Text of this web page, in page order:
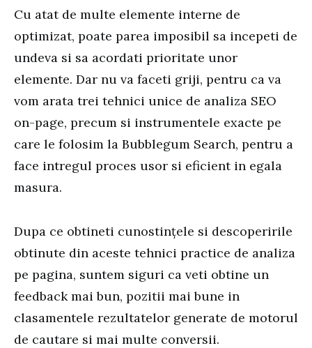
Cu atat de multe elemente interne de
optimizat, poate parea imposibil sa incepeti de
undeva si sa acordati prioritate unor
elemente. Dar nu va faceti griji, pentru ca va
vom arata trei tehnici unice de analiza SEO
on-page, precum si instrumentele exacte pe
care le folosim la Bubblegum Search, pentru a
face intregul proces usor si eficient in egala
masura.
Dupa ce obtineti cunostințele si descoperirile
obtinute din aceste tehnici practice de analiza
pe pagina, suntem siguri ca veti obtine un
feedback mai bun, pozitii mai bune in
clasamentele rezultatelor generate de motorul
de cautare si mai multe conversii.